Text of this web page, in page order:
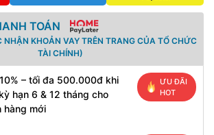
TOÁN
NHẬN KHOẢN VAY TRÊN TRANG CỦA TỔ CHỨC
TÀI CHÍNH)
– tối đa 500.000đ khi
hạn 6 & 12 tháng cho
hàng mới
ƯU ĐÃI
HOT